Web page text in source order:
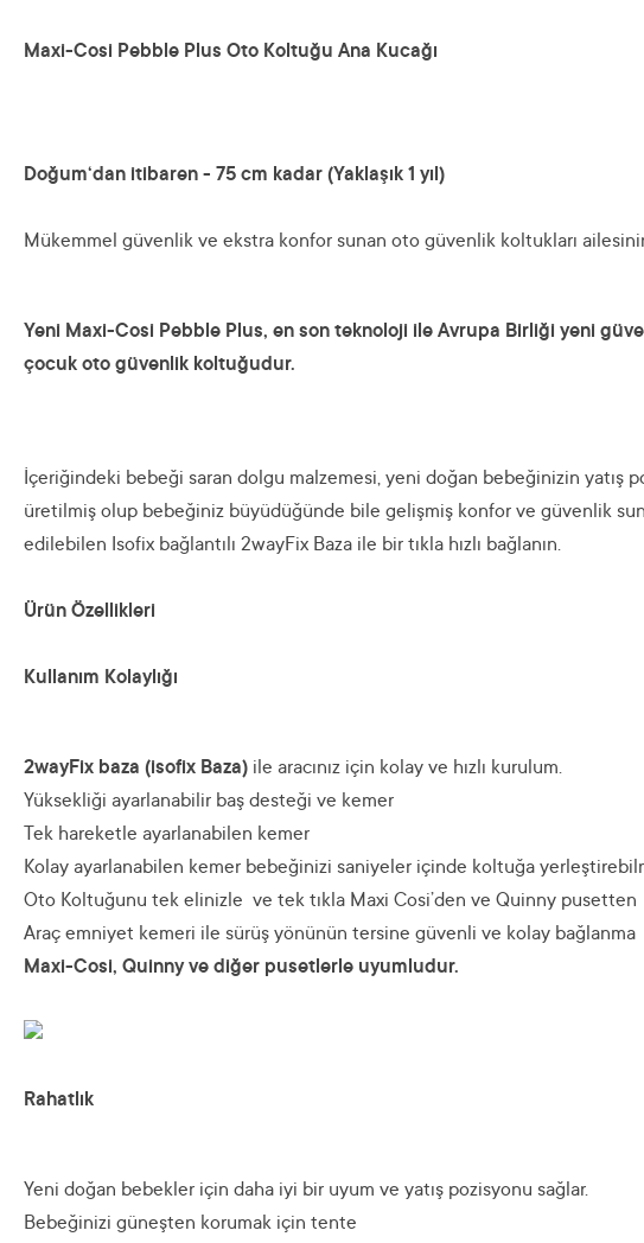
Maxi-Cosi Pebble Plus Oto Koltuğu Ana Kucağı
Doğum‘dan itibaren - 75 cm kadar (Yaklaşık 1 yıl)
Mükemmel güvenlik ve ekstra konfor sunan oto güvenlik koltukları
Yeni Maxi-Cosi Pebble Plus, en son teknoloji ile Avrupa Birliği yeni
çocuk oto güvenlik koltuğudur.
İçeriğindeki bebeği saran dolgu malzemesi, yeni doğan bebeğinizin yatış
üretilmiş olup bebeğiniz büyüdüğünde bile gelişmiş konfor ve güvenlik
edilebilen Isofix bağlantılı 2wayFix Baza ile bir tıkla hızlı bağlanın.
Ürün Özellikleri
Kullanım Kolaylığı
2wayFix baza (isofix Baza) ile aracınız için kolay ve hızlı kurulum.
Yüksekliği ayarlanabilir baş desteği ve kemer
Tek hareketle ayarlanabilen kemer
Kolay ayarlanabilen kemer bebeğinizi saniyeler içinde koltuğa
Oto Koltuğunu tek elinizle ve tek tıkla Maxi Cosi’den ve Quinny pusetten
Araç emniyet kemeri ile sürüş yönünün tersine güvenli ve kolay bağlanma
Maxi-Cosi, Quinny ve diğer pusetlerle uyumludur.
Rahatlık
Yeni doğan bebekler için daha iyi bir uyum ve yatış pozisyonu sağlar.
Bebeğinizi güneşten korumak için tente